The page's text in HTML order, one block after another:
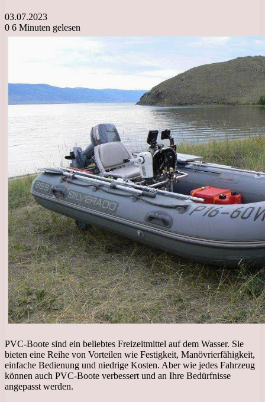
03.07.2023
0 6 Minuten gelesen
PVC-Boote sind ein beliebtes Freizeitmittel auf dem Wasser. Sie
bieten eine Reihe von Vorteilen wie Festigkeit, Manövrierfähigkeit,
einfache Bedienung und niedrige Kosten. Aber wie jedes Fahrzeug
können auch PVC-Boote verbessert und an Ihre Bedürfnisse
angepasst werden.